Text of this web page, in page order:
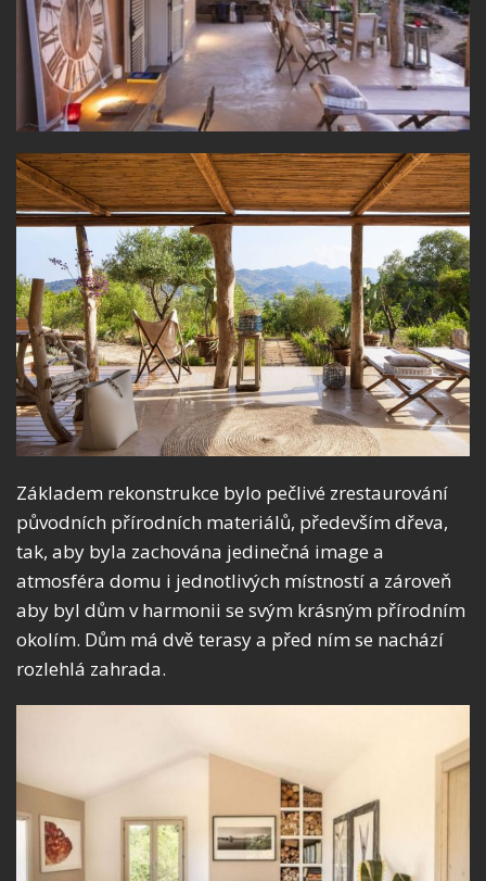
Základem rekonstrukce bylo pečlivé zrestaurování
původních přírodních materiálů, především dřeva,
tak, aby byla zachována jedinečná image a
atmosféra domu i jednotlivých místností a zároveň
aby byl dům v harmonii se svým krásným přírodním
okolím. Dům má dvě terasy a před ním se nachází
rozlehlá zahrada.